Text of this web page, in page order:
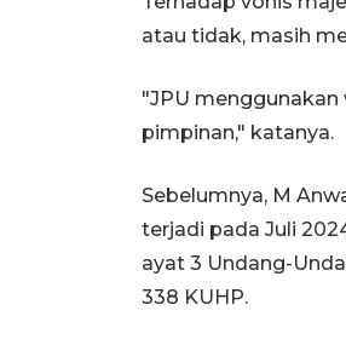
atau tidak, masih
"JPU
pimpinan," katanya.
Sebelumnya, M
terjadi pada Juli
ayat 3 Undang-
338 KUHP.